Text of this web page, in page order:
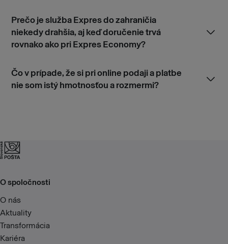
Prečo je služba Expres do zahraničia
niekedy drahšia, aj keď doručenie trvá
rovnako ako pri Expres Economy?
Čo v prípade, že si pri online podaji a platbe
nie som istý hmotnosťou a rozmermi?
O spoločnosti
O nás
Aktuality
Transformácia
Kariéra